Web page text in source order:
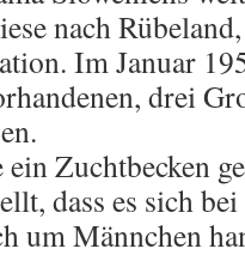
nach
Im Januar
drei
Zuchtbecken
dass es sich
um Männchen